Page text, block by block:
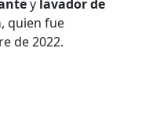
y lavador de
, quien fue
de 2022.